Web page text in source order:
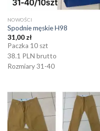
NOWOŚCI
Spodnie męskie H98
31,00 zł
Paczka 10 szt
38.1 PLN brutto
Rozmiary 31-40